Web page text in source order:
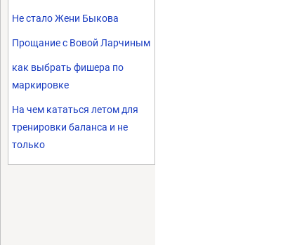
Не стало Жени Быкова
Прощание с Вовой Ларчиным
как выбрать фишера по
маркировке
На чем кататься летом для
тренировки баланса и не
только